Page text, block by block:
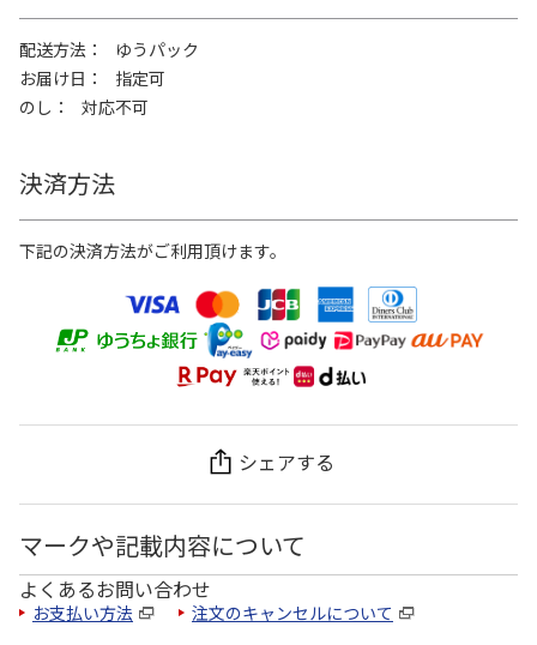
配送方法
ゆうパック
お届け日
指定可
のし
対応不可
決済方法
下記の決済方法がご利用頂けます。
シェアする
マークや記載内容について
よくあるお問い合わせ
お支払い方法 注文のキャンセルについて